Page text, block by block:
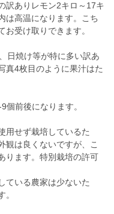
訳ありレモン2キロ～17キ
は高温になります。こち
受け取りできます。
日焼け等が特に多い訳あ
真4枚目のように果汁はた
個前後になります。
用せず栽培しているた
観は良くないですが、こ
ります。特別栽培の許可
ている農家は少ないた